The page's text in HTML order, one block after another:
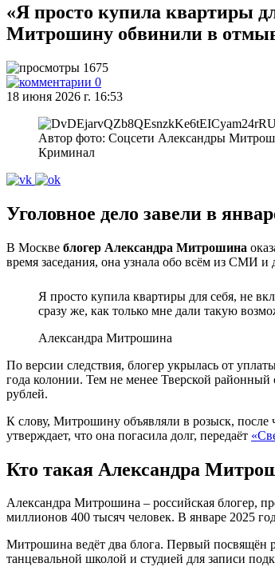
«Я просто купила квартиры
Митрошину обвинили в
1675
0
18 июня 2026 г. 16:53
Автор фото: Соцсети Александры
Криминал
Уголовное дело завели в
В Москве блогер Александра Митрошина
время заседания, она узнала обо всём из СМИ и
Я просто купила квартиры для себя, не
сразу же, как только мне дали такую
Александра Митрошина
По версии следствия, блогер укрылась от
года колонии. Тем не менее Тверской
рублей.
К слову, Митрошину объявляли в розыск, после
утверждает, что она погасила долг, передаёт
Кто такая Александра
Александра Митрошина – российская блогер,
миллионов 400 тысяч человек. В январе 2025
Митрошина ведёт два блога. Первый посвящён
танцевальной школой и студией для записи